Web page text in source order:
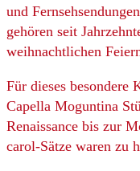
und
gehören seit
weihnachtlichen
Für dieses besondere
Capella Moguntina
Renaissance bis zur
carol-Sätze waren zu